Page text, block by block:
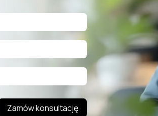
Zamów konsultację